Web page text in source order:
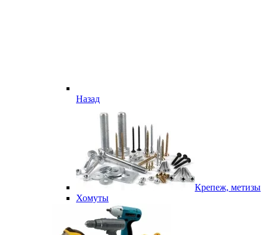
Назад
Крепеж, метизы
Хомуты